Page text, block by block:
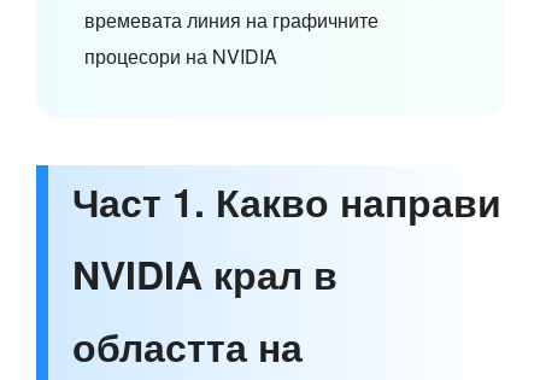
времевата линия на графичните
процесори на NVIDIA
Част 1. Какво направи
NVIDIA крал в
областта на